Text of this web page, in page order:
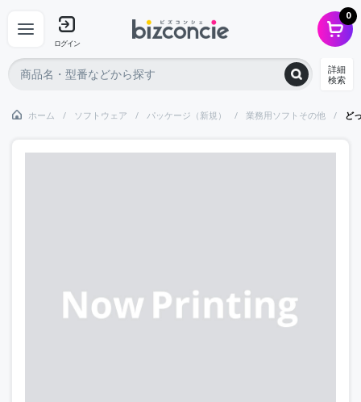
ログイン
0
詳細
検索
ホーム ソフトウェア パッケージ（新規） 業務用ソフトその他 ど